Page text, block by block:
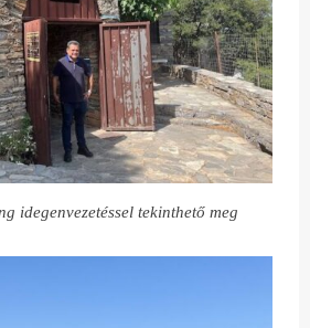
idegenvezetéssel tekinthető meg